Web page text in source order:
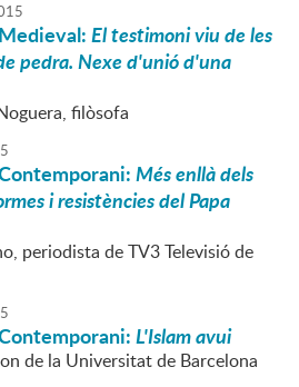
El testimoni viu de les
pedra. Nexe d'unió d'una
filòsofa
Més enllà dels
i resistències del Papa
periodista de TV3 Televisió de
L'Islam avui
de la Universitat de Barcelona